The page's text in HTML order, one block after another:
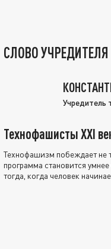
СЛОВО УЧРЕДИТЕЛЯ
Учредитель
Технофашисты XXI
Технофашизм побеждает не
программа становится
тогда, когда человек